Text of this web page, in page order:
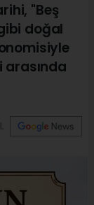
"Beş
doğal
arasında